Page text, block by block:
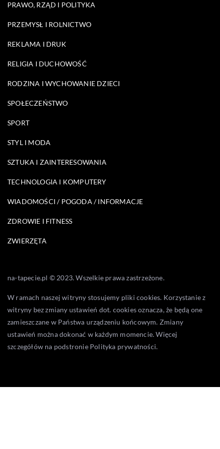
PRAWO, RZĄD I POLITYKA
PRZEMYSŁ I ROLNICTWO
REKLAMA I DRUK
RELIGIA I DUCHOWOŚĆ
RODZINA I WYCHOWANIE DZIECI
SPOŁECZEŃSTWO
SPORT
STYL I MODA
SZTUKA I ZAINTERESOWANIA
TECHNOLOGIA I KOMPUTERY
WIADOMOŚCI / POGODA / INFORMACJE
ZDROWIE I FITNESS
ZWIERZĘTA
na-tapecie.pl © 2023. Wszelkie prawa zastrzeżone.
W ramach naszej witryny stosujemy pliki cookies. Korzystanie z
witryny bez zmiany ustawień dot. cookies oznacza, że będą one
zamieszczane w Państwa urządzeniu końcowym. Zmiany
ustawień można dokonać w każdym momencie. Więcej
szczegółów na podstronie Polityka prywatności.